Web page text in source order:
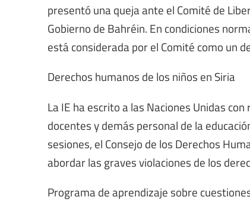
presentó una queja ante el Comité de
Gobierno de Bahréin. En condiciones
está considerada por el Comité como un
Derechos humanos de los niños en Siria
La IE ha escrito a las Naciones Unidas
docentes y demás personal de la
sesiones, el Consejo de los Derechos
abordar las graves violaciones de los
Programa de aprendizaje sobre